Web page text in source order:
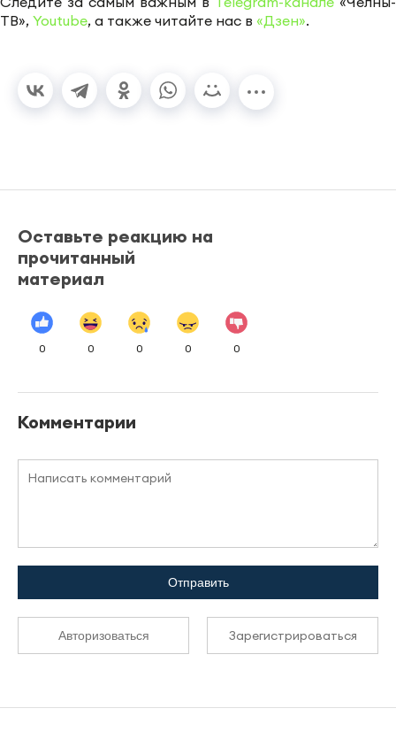
ТВ», Youtube, а также читайте нас в «Дзен».
Оставьте реакцию на
прочитанный
материал
0 0 0 0 0
Комментарии
Отправить
Авторизоваться Зарегистрироваться